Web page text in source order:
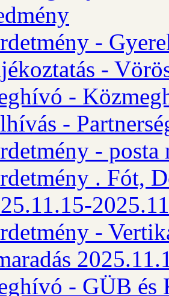
-
-
-
-
- posta
. Fót,
-
- GÜB és